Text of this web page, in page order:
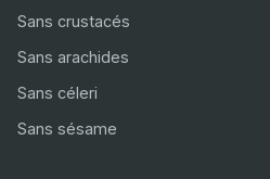
Sans crustacés
Sans arachides
Sans céleri
Sans sésame